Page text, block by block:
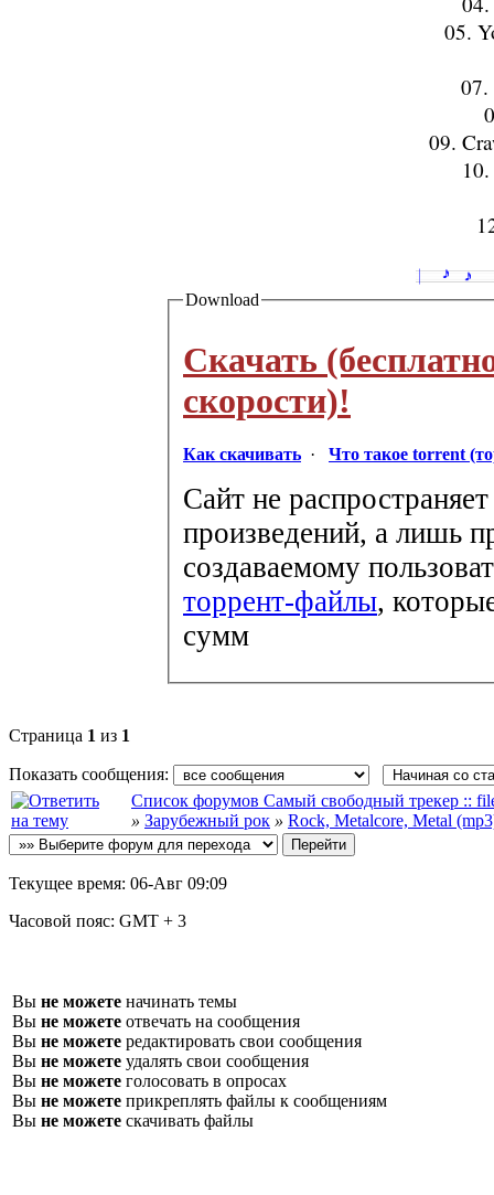
05.
07.
09.
Download
Скачать
скорости)!
Как скачивать · Что такое torrent
Сайт не
произведений, а лишь
создаваемому
торрент-файлы,
сумм
Страница 1 из 1
Показать сообщения:
Список форумов Самый свободный трекер ::
» Зарубежный рок » Rock, Metalcore, Metal
Текущее время: 06-Авг 09:09
Часовой пояс: GMT + 3
Вы не можете начинать темы
Вы не можете отвечать на сообщения
Вы не можете редактировать свои сообщения
Вы не можете удалять свои сообщения
Вы не можете голосовать в опросах
Вы не можете прикреплять файлы к сообщениям
Вы не можете скачивать файлы